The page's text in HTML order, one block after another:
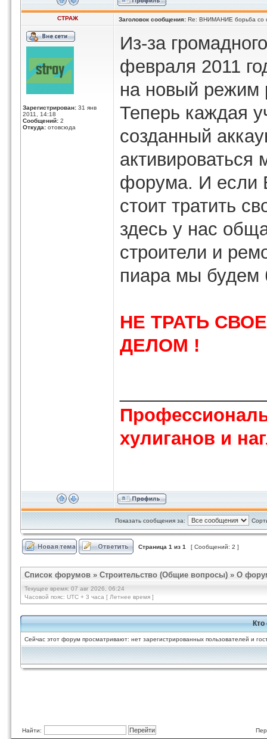
СТРАЖ Заголовок сообщения: Re: ВНИМАНИЕ борьба со
Зарегистрирован: 31 янв
2011, 14:18
Сообщений: 2
Откуда: отовсюда
Из-за
февраля 2011
на новый режим
Теперь каждая
созданный
активироваться
форума. И если
стоит тратить
здесь у нас
строители и
пиара мы будем
НЕ ТРАТЬ
ДЕЛОМ !
хулиганов и
Показать сообщения за:
Страница 1 из 1 [ Сообщений: 2 ]
Список форумов » Строительство (Общие вопросы) » О
Текущее время: 07 авг 2026, 06:24
Часовой пояс: UTC + 3 часа [ Летнее время ]
Кто
Сейчас этот форум просматривают: нет зарегистрированных пользователей и
Найти: